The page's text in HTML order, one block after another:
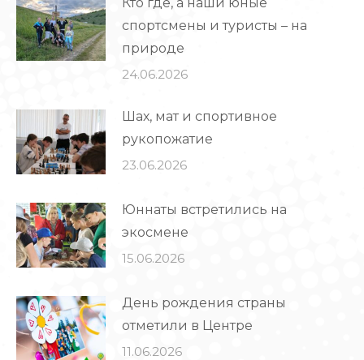
спортсмены и туристы – на
природе
24.06.2026
Шах, мат и спортивное
рукопожатие
23.06.2026
Юннаты встретились на
экосмене
15.06.2026
День рождения страны
отметили в Центре
11.06.2026